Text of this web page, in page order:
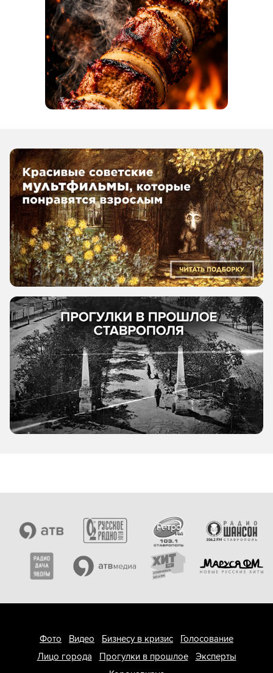
Фото Видео Бизнесу в кризис
Голосование
Лицо города
Прогулки в прошлое
Эксперты